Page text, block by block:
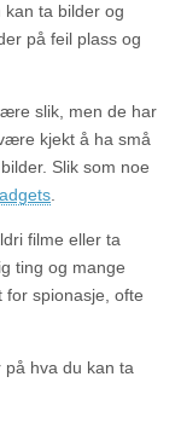
ta bilder og
på feil plass og
slik, men de har
kjekt å ha små
Slik som noe
.
filme eller ta
ting og mange
for spionasje, ofte
på hva du kan ta